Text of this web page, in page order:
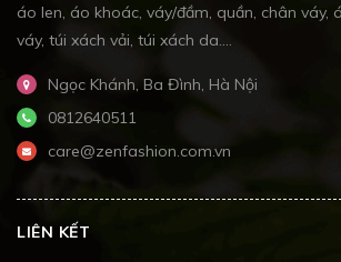
áo len, áo khoác, váy/đầm, quần, chân váy,
váy, túi xách vải, túi xách da....
Ngọc Khánh, Ba Đình, Hà Nội
0812640511
care@zenfashion.com.vn
LIÊN KẾT